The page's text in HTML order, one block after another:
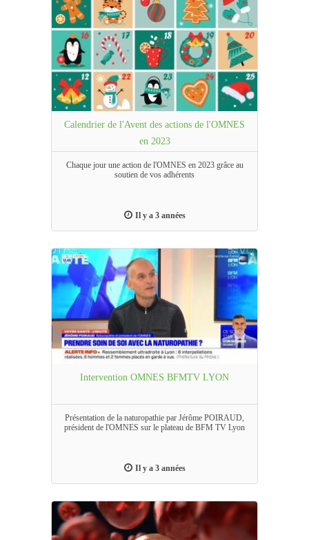
Calendrier de l'Avent des actions de l'OMNES
en 2023
Chaque jour une action de l'OMNES en 2023 grâce au
soutien de vos adhérents
Il y a 3 années
Intervention OMNES BFMTV LYON
Présentation de la naturopathie par Jérôme POIRAUD,
président de l'OMNES sur le plateau de BFM TV Lyon
Il y a 3 années